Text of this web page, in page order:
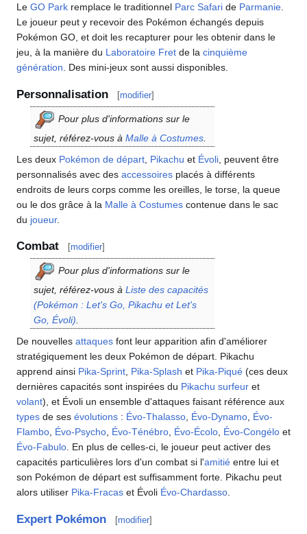
Le GO Park remplace le traditionnel Parc Safari de Parmanie.
Le joueur peut y recevoir des Pokémon échangés depuis
Pokémon GO, et doit les recapturer pour les obtenir dans le
jeu, à la manière du Laboratoire Fret de la cinquième
génération. Des mini-jeux sont aussi disponibles.
Personnalisation [modifier]
Pour plus d'informations sur le
sujet, référez-vous à Malle à Costumes
Les deux Pokémon de départ Pikachu et Évoli , peuvent être
personnalisés avec des accessoires placés à différents
endroits de leurs corps comme les oreilles, le torse, la queue
ou le dos grâce à la Malle à Costumes contenue dans le sac
du joueur.
Combat [modifier]
Pour plus d'informations sur le
sujet, référez-vous à Liste des capacités
(Pokémon : Let's Go, Pikachu et Let's
Go, Évoli).
De nouvelles attaques font leur apparition afin d'améliorer
stratégiquement les deux Pokémon de départ. Pikachu
apprend ainsi Pika-Sprint, Pika-Splash et Pika-Piqué (ces deux
dernières capacités sont inspirées du Pikachu surfeur et
volant), et Évoli un ensemble d'attaques faisant référence aux
types de ses évolutions : Évo-Thalasso, Évo-Dynamo, Évo-
Flambo, Évo-Psycho, Évo-Ténébro, Évo-Écolo, Évo-Congélo et
Évo-Fabulo. En plus de celles-ci, le joueur peut activer des
capacités particulières lors d'un combat si l'amitié entre lui et
son Pokémon de départ est suffisamment forte. Pikachu peut
alors utiliser Pika-Fracas et Évoli Évo-Chardasso.
Expert Pokémon [modifier]